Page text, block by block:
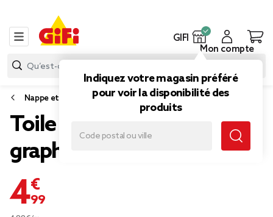
GIFI
Indiquez votre magasin préféré
pour voir la disponibilité des
produits
Mon compte
Nappe et serviette de table
Toile cirée imprimé
graphique 140 cm
4,99 €